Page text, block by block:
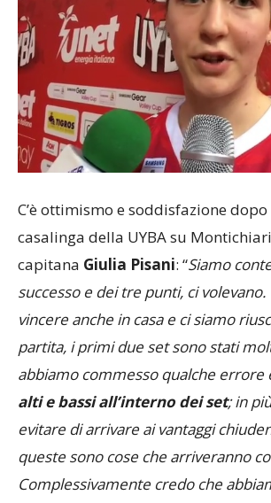
C’è ottimismo e soddisfazione
casalinga della UYBA su
capitana Giulia Pisani: “Siamo
successo e dei tre punti, ci volevano.
vincere anche in casa e ci siamo
partita, i primi due set sono stati
abbiamo commesso qualche errore
alti e bassi all’interno dei set; in
evitare di arrivare ai vantaggi
queste sono cose che arriveranno
Complessivamente credo che